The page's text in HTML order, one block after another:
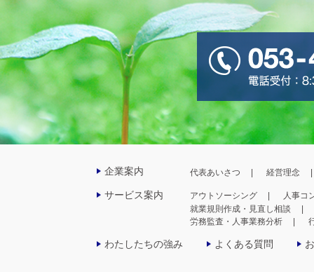
企業案内 代表あいさつ 経営理念
サービス案内 アウトソーシング
人事コ
就業規則作成・見直し相談
労務監査・人事業務分析
わたしたちの強み よくある質問